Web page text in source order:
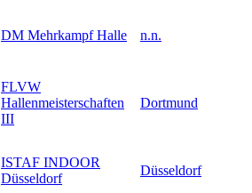
DM Mehrkampf Halle n.n.
FLVW
Hallenmeisterschaften
III
Dortmund
ISTAF INDOOR
Düsseldorf
Düsseldorf